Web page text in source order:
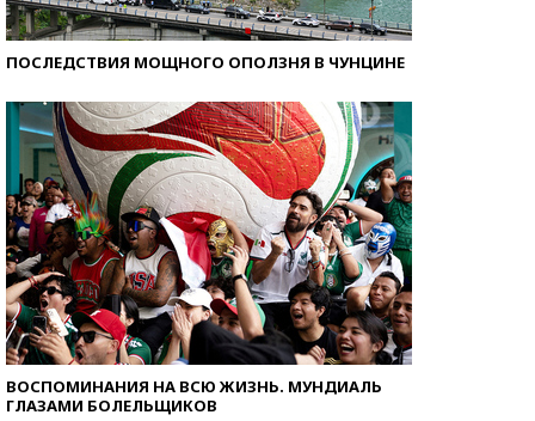
ПОСЛЕДСТВИЯ МОЩНОГО ОПОЛЗНЯ В ЧУНЦИНЕ
ВОСПОМИНАНИЯ НА ВСЮ ЖИЗНЬ. МУНДИАЛЬ
ГЛАЗАМИ БОЛЕЛЬЩИКОВ